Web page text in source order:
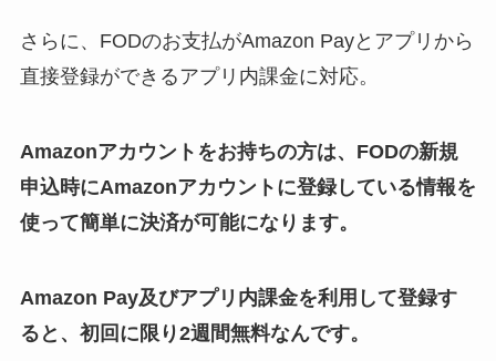
さらに、FODのお支払がAmazon Payとアプリから
直接登録ができるアプリ内課金に対応。
Amazonアカウントをお持ちの方は、FODの新規
申込時にAmazonアカウントに登録している情報を
使って簡単に決済が可能になります。
Amazon Pay及びアプリ内課金を利用して登録す
ると、初回に限り2週間無料なんです。